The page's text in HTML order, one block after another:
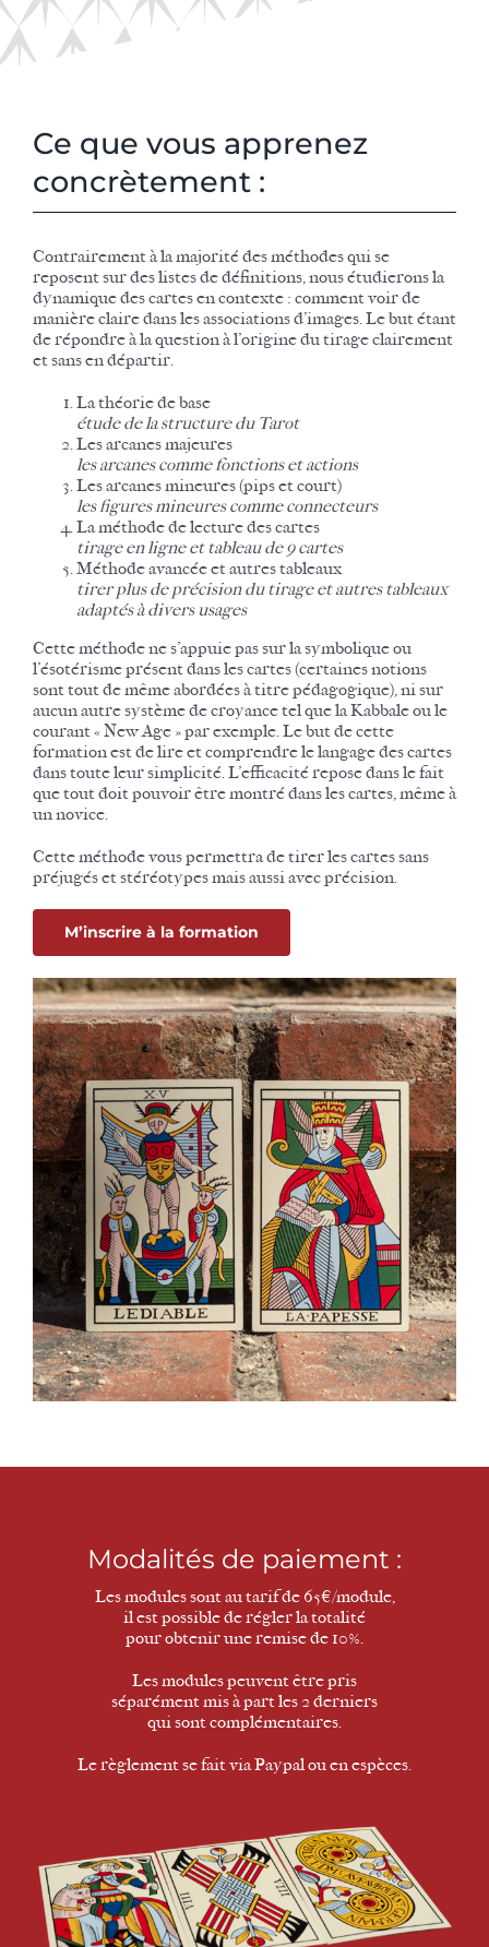
Ce que vous apprenez
concrètement :
Contrairement à la majorité des méthodes qui se
reposent sur des listes de définitions, nous étudierons la
dynamique des cartes en contexte : comment voir de
manière claire dans les associations d’images. Le but étant
de répondre à la question à l’origine du tirage clairement
et sans en départir.
La théorie de base
étude de la structure du Tarot
Les arcanes majeures
les arcanes comme fonctions et actions
Les arcanes mineures (pips et court)
les figures mineures comme connecteurs
La méthode de lecture des cartes
tirage en ligne et tableau de 9 cartes
Méthode avancée et autres tableaux
tirer plus de précision du tirage et autres tableaux
adaptés à divers usages
Cette méthode ne s’appuie pas sur la symbolique ou
l’ésotérisme présent dans les cartes (certaines notions
sont tout de même abordées à titre pédagogique), ni sur
aucun autre système de croyance tel que la Kabbale ou le
courant « New Age » par exemple. Le but de cette
formation est de lire et comprendre le langage des cartes
dans toute leur simplicité. L’efficacité repose dans le fait
que tout doit pouvoir être montré dans les cartes, même à
un novice.
Cette méthode vous permettra de tirer les cartes sans
préjugés et stéréotypes mais aussi avec précision.
M’inscrire à la formation
Modalités de paiement :
Les modules sont au tarif de 65€/module,
il est possible de régler la totalité
pour obtenir une remise de 10%.
Les modules peuvent être pris
séparément mis à part les 2 derniers
qui sont complémentaires.
Le règlement se fait via Paypal ou en espèces.